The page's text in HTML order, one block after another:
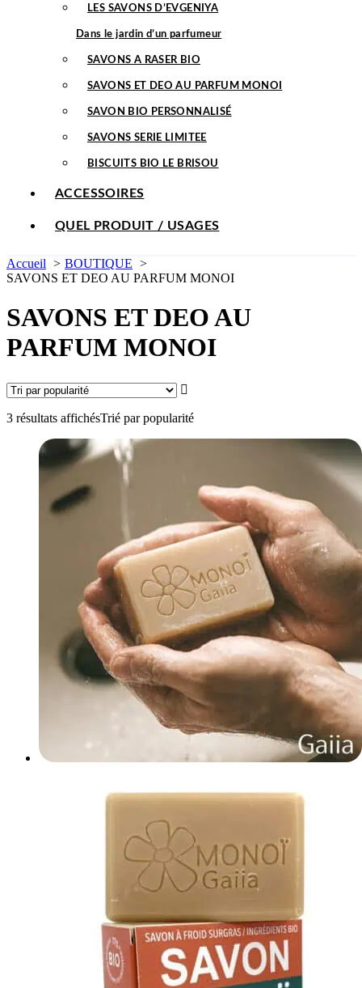
LES SAVONS D’EVGENIYA
Dans le jardin d’un parfumeur
SAVONS A RASER BIO
SAVONS ET DEO AU PARFUM MONOI
SAVON BIO PERSONNALISÉ
SAVONS SERIE LIMITEE
BISCUITS BIO LE BRISOU
ACCESSOIRES
QUEL PRODUIT / USAGES
Accueil
BOUTIQUE
SAVONS ET DEO AU PARFUM MONOI
SAVONS ET DEO AU
PARFUM MONOI
3 résultats affichésTrié par popularité